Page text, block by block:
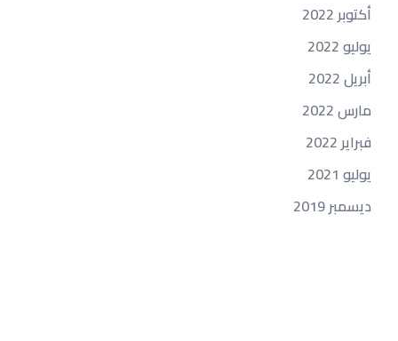
أكتوبر 2022
يوليو 2022
أبريل 2022
مارس 2022
فبراير 2022
يوليو 2021
ديسمبر 2019